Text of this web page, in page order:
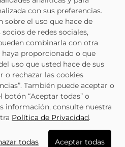
- 10%
MARILA
Sandalias De Tacón MARILA
48,95 € 54,95 €
con sus preferencias.
el uso que hace de
de redes sociales,
combinarla con otra
proporcionado o que
uso que usted hace de sus
o rechazar las cookies
También puede aceptar o
botón “Aceptar todas” o
información, consulte nuestra
Política de Privacidad.
todas Aceptar todas